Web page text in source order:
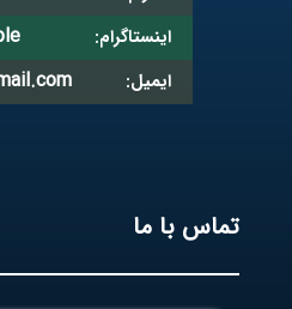
اینستاگرام:
ایمیل:
تماس با ما